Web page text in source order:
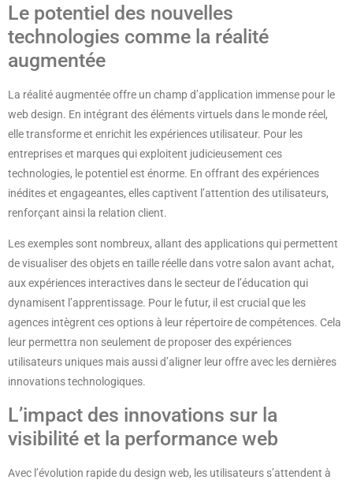
Le potentiel des nouvelles
technologies comme la réalité
augmentée
La réalité augmentée offre un champ d’application immense pour le
web design. En intégrant des éléments virtuels dans le monde réel,
elle transforme et enrichit les expériences utilisateur. Pour les
entreprises et marques qui exploitent judicieusement ces
technologies, le potentiel est énorme. En offrant des expériences
inédites et engageantes, elles captivent l’attention des utilisateurs,
renforçant ainsi la relation client.
Les exemples sont nombreux, allant des applications qui permettent
de visualiser des objets en taille réelle dans votre salon avant achat,
aux expériences interactives dans le secteur de l’éducation qui
dynamisent l’apprentissage. Pour le futur, il est crucial que les
agences intègrent ces options à leur répertoire de compétences. Cela
leur permettra non seulement de proposer des expériences
utilisateurs uniques mais aussi d’aligner leur offre avec les dernières
innovations technologiques.
L’impact des innovations sur la
visibilité et la performance web
Avec l’évolution rapide du design web, les utilisateurs s’attendent à